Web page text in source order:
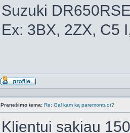
Suzuki
Ex: 3BX, 2ZX, C5
Aprašymas
Pranešimo tema: Re: Gal kam ką paremontuot?
Klientui sakiau